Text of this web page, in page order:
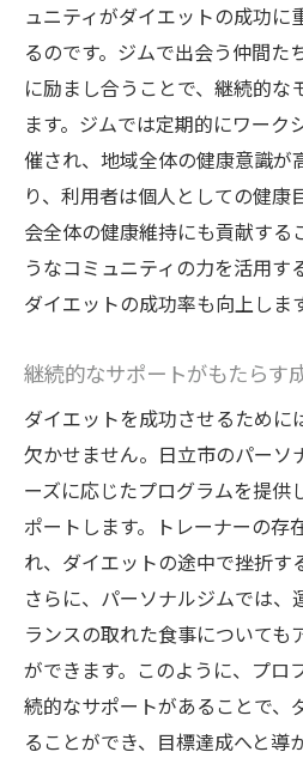
ュニティがダイエットの成功に
るのです。ジムで出会う仲間た
に励まし合うことで、継続的な
ます。ジムでは定期的にワーク
催され、地域全体の健康意識が
り、利用者は個人としての健康
会全体の健康維持にも貢献する
うなコミュニティの力を活用す
ダイエットの成功率も向上します
継続的なサポートがもたらす
ダイエットを成功させるために
欠かせません。日立市のパーソ
ーズに応じたプログラムを提供
ポートします。トレーナーの存
れ、ダイエットの途中で挫折す
さらに、パーソナルジムでは、
ランスの取れた食事についても
ができます。このように、プロ
続的なサポートがあることで、
ることができ、目標達成へと導